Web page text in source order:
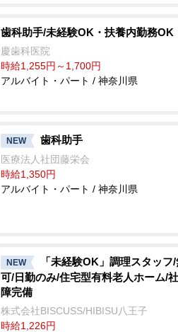
歯科助手/未経験OK・扶養内勤務OK
慶歯科医院
時給1,255円～1,700円
アルバイト・パート / 神奈川県
NEW 歯科助手
医療法人社団藤栄会
時給1,350円
アルバイト・パート / 神奈川県
NEW
「未経験OK」調理スタッフ
可/日勤のみ/住宅型有料老人ホーム/
障完備
株式会社BISCUSS/HIBISU八王子
時給1,226円